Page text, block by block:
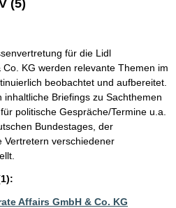
(5)
für die Lidl
Co. KG werden relevante Themen im
beobachtet und aufbereitet.
inhaltliche Briefings zu Sachthemen
politische Gespräche/Termine u.a.
Bundestages, der
Vertretern verschiedener
Affairs GmbH & Co. KG